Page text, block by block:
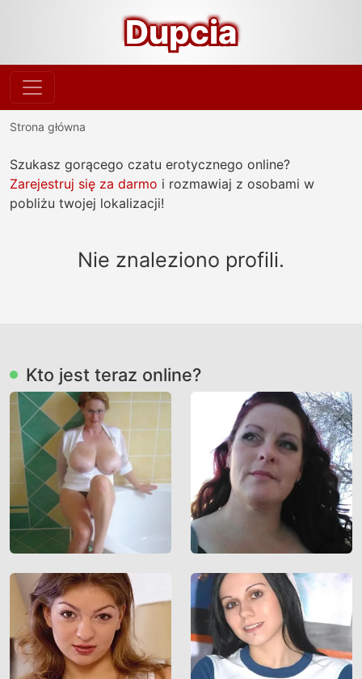
Dupcia
Strona główna
Szukasz gorącego czatu erotycznego online?
Zarejestruj się za darmo i rozmawiaj z osobami w
pobliżu twojej lokalizacji!
Nie znaleziono profili.
Kto jest teraz online?